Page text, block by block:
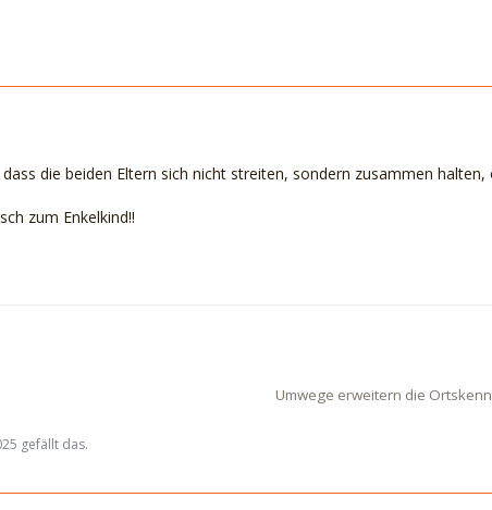
die beiden Eltern sich nicht streiten, sondern zusammen
zum Enkelkind!!
Umwege erweitern die
gefällt das.